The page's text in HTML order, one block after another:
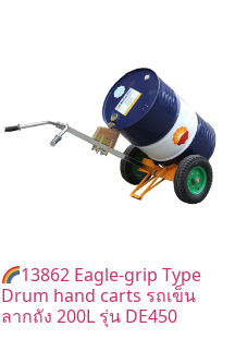
13862 Eagle-grip Type
Drum hand carts รถเข็น
ลากถัง 200L รุ่น DE450